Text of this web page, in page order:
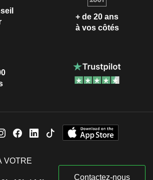
+ de 20 ans
à vos côtés
VOTRE
Contactez-nous